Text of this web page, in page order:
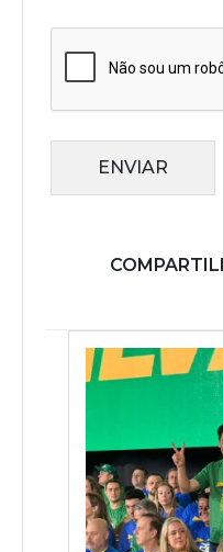
ENVIAR